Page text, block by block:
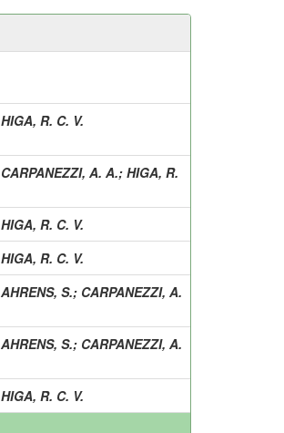
HIGA, R. C. V.
CARPANEZZI, A. A.; HIGA, R.
HIGA, R. C. V.
HIGA, R. C. V.
AHRENS, S.; CARPANEZZI, A.
AHRENS, S.; CARPANEZZI, A.
HIGA, R. C. V.